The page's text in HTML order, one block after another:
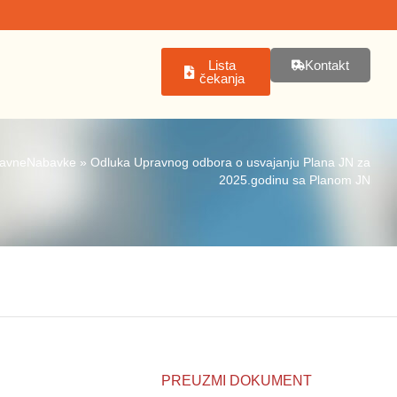
Lista
čekanja
Kontakt
» Odluka Upravnog odbora o usvajanju Plana JN za
2025.godinu sa Planom JN
PREUZMI DOKUMENT